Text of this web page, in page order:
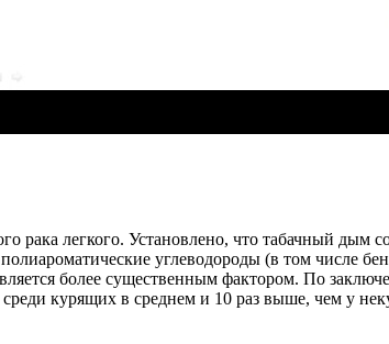
рака легкого. Установлено, что табачный дым
углеводороды (в том числе
более существенным фактором. По
среди курящих в среднем и 10 раз выше, чем у